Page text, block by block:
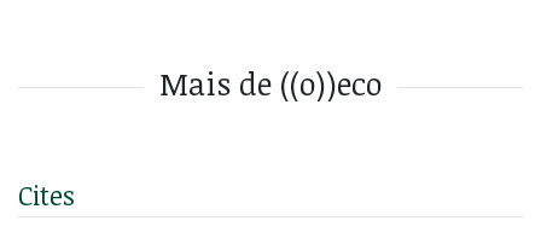
Mais de ((o))eco
Cites